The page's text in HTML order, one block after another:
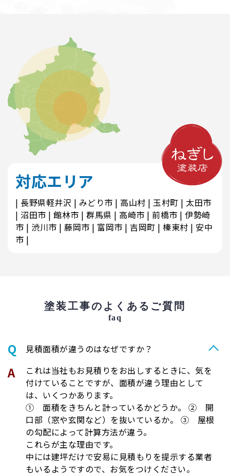
対応エリア
長野県軽井沢 みどり市 高山村 玉村町
太田市
沼田市
館林市 群馬県 高崎市 前橋市
伊勢崎
市
渋川市 藤岡市 富岡市 吉岡町 榛東村
安中
市
塗装工事のよくあるご質問
faq
⾒積⾯積が違うのはなぜですか？
これは当社もお見積りをお出しするときに、気を
付けていることですが、面積が違う理由として
は、いくつかあります。
① 面積をきちんと計っているかどうか。 ② 開
口部（窓や玄関など）を抜いているか。 ③ 屋根
の勾配によって計算方法が違う。
これらが主な理由です。
中には建坪だけで安易に見積もりを提示する業者
もいるようですので、お気をつけください。